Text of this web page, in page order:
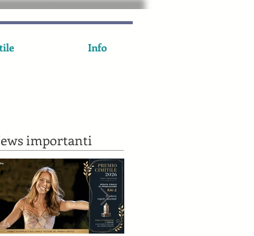
Info
importanti